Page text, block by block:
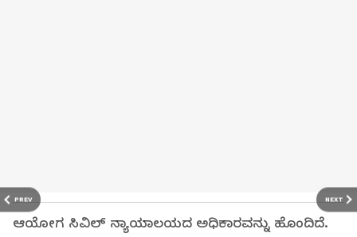
PREV NEXT
ಆಯೋಗ ಸಿವಿಲ್ ನ್ಯಾಯಾಲಯದ ಅಧಿಕಾರವನ್ನು ಹೊಂದಿದೆ.